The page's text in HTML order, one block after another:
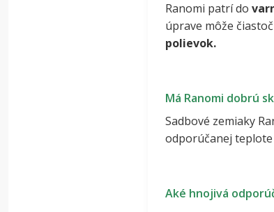
Ranomi patrí do
úprave môže
polievok.
Má Ranomi dobrú
Sadbové zemiaky
odporúčanej teplote
Aké hnojivá